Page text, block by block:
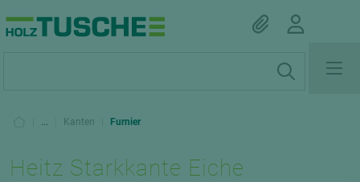
... Kanten Furnier
Heitz Starkkante Eiche